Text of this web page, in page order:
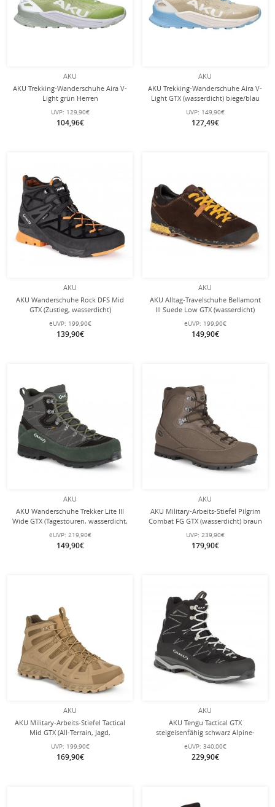
AKU
AKU Trekking-Wanderschuhe Aira V-
Light grün Herren
UVP: 129,90€
104,96€
AKU
AKU Trekking-Wanderschuhe Aira V-
Light GTX (wasserdicht) biege/blau
Herren
UVP: 149,90€
127,49€
AKU
AKU Wanderschuhe Rock DFS Mid
GTX (Zustieg, wasserdicht)
schwarz/orange Herren
eUVP: 199,90€
139,90€
AKU
AKU Alltag-Travelschuhe Bellamont
III Suede Low GTX (wasserdicht)
dunkelbraun/gelb Herren
eUVP: 199,90€
149,90€
AKU
AKU Wanderschuhe Trekker Lite III
Wide GTX (Tagestouren, wasserdicht,
weit) anthrazit/grün Herren
eUVP: 219,90€
149,90€
AKU
AKU Military-Arbeits-Stiefel Pilgrim
Combat FG GTX (wasserdicht) braun
Herren
UVP: 239,90€
179,90€
AKU
AKU Military-Arbeits-Stiefel Tactical
Mid GTX (All-Terrain, Jagd,
wasserdicht) braun Herren
UVP: 199,90€
169,90€
AKU
AKU Tengu Tactical GTX
steigeisenfähig schwarz Alpine-
Bergstiefel Herren
eUVP: 340,00€
229,90€